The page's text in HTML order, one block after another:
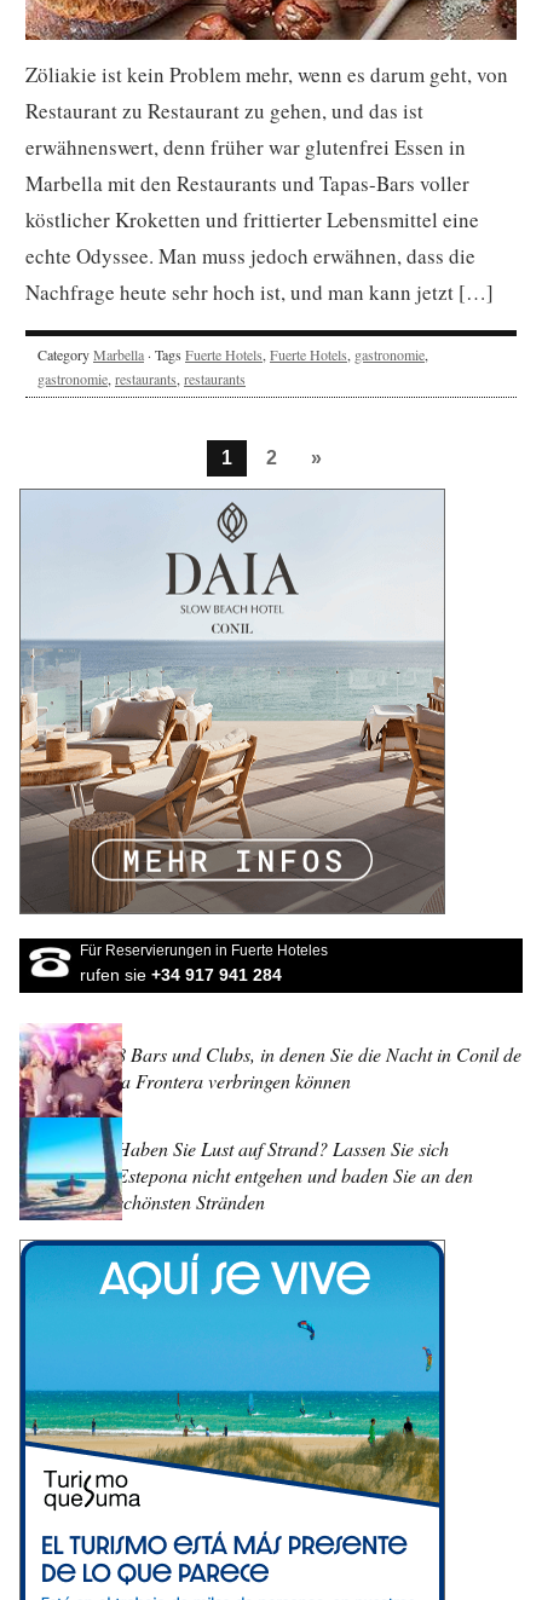
Zöliakie ist kein Problem mehr, wenn es darum geht, von
Restaurant zu Restaurant zu gehen, und das ist
erwähnenswert, denn früher war glutenfrei Essen in
Marbella mit den Restaurants und Tapas-Bars voller
köstlicher Kroketten und frittierter Lebensmittel eine
echte Odyssee. Man muss jedoch erwähnen, dass die
Nachfrage heute sehr hoch ist, und man kann jetzt […]
CategoryMarbella · Tags Fuerte Hotels,Fuerte Hotels, gastronomie,
gastronomie,restaurants,restaurants
1 2 »
Für Reservierungen in Fuerte Hoteles
rufen sie +34 917 941 284
8 Bars und Clubs, in denen Sie die Nacht in Conil de
la Frontera verbringen können
Haben Sie Lust auf Strand? Lassen Sie sich
Estepona nicht entgehen und baden Sie an den
schönsten Stränden